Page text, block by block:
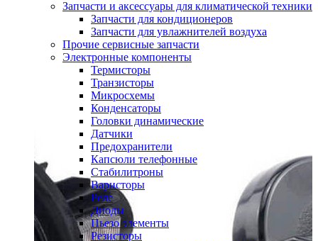
Запчасти и аксессуары для климатической техники
Запчасти для кондиционеров
Запчасти для увлажнителей воздуха
Прочие сервисные запчасти
Электронные компоненты
Термисторы
Транзисторы
Микросхемы
Конденсаторы
Головки динамические
Датчики
Предохранители
Капсюли телефонные
Стабилитроны
Варисторы
Реле
Диоды
Пьезо элементы
Резисторы